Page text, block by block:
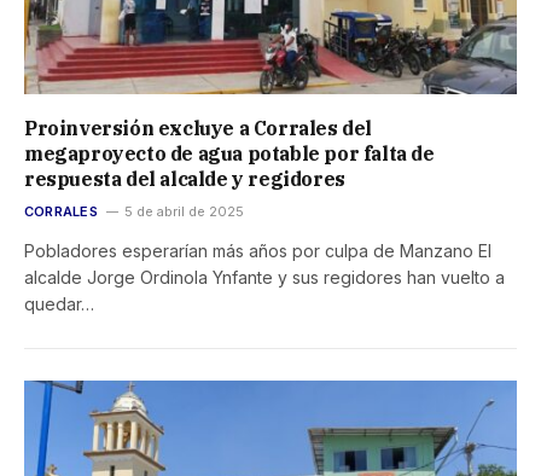
Proinversión excluye a Corrales del
megaproyecto de agua potable por falta de
respuesta del alcalde y regidores
CORRALES 5 de abril de 2025
Pobladores esperarían más años por culpa de Manzano El
alcalde Jorge Ordinola Ynfante y sus regidores han vuelto a
quedar…